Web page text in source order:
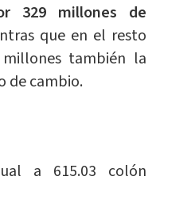
329 millones de
que en el resto
también la
de cambio.
a 615.03 colón